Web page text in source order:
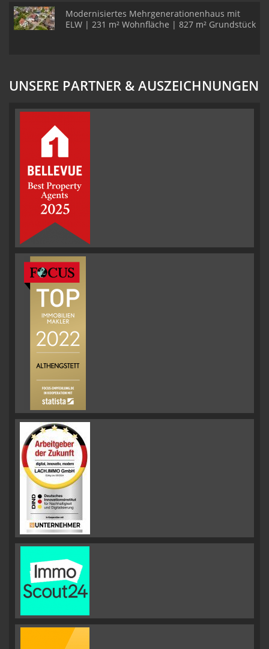
Modernisiertes Mehrgenerationenhaus mit
ELW | 231 m² Wohnfläche | 827 m² Grundstück
UNSERE PARTNER & AUSZEICHNUNGEN